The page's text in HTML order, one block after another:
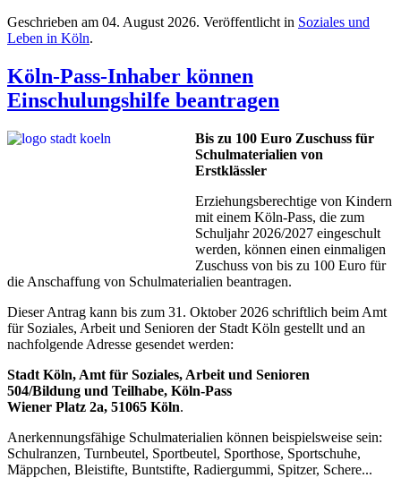
Geschrieben am 04. August 2026. Veröffentlicht in Soziales und
Leben in Köln.
Köln-Pass-Inhaber können
Einschulungshilfe beantragen
Bis zu 100 Euro Zuschuss für
Schulmaterialien von
Erstklässler
Erziehungsberechtige von Kindern
mit einem Köln-Pass, die zum
Schuljahr 2026/2027 eingeschult
werden, können einen einmaligen
Zuschuss von bis zu 100 Euro für
die Anschaffung von Schulmaterialien beantragen.
Dieser Antrag kann bis zum 31. Oktober 2026 schriftlich beim Amt
für Soziales, Arbeit und Senioren der Stadt Köln gestellt und an
nachfolgende Adresse gesendet werden:
Stadt Köln, Amt für Soziales, Arbeit und Senioren
504/Bildung und Teilhabe, Köln-Pass
Wiener Platz 2a, 51065 Köln.
Anerkennungsfähige Schulmaterialien können beispielsweise sein:
Schulranzen, Turnbeutel, Sportbeutel, Sporthose, Sportschuhe,
Mäppchen, Bleistifte, Buntstifte, Radiergummi, Spitzer, Schere...